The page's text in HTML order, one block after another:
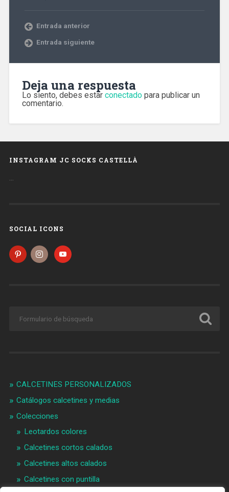
Entrada anterior
Entrada siguiente
Deja una respuesta
Lo siento, debes estar conectadopara publicar un
comentario.
INSTAGRAM JC SOCKS CASTELLÀ
…
SOCIAL ICONS
CALCETINES PERSONALIZADOS
Catálogos calcetines y medias
Colecciones
Leotardos colores
Calcetines cortos calados
Calcetines altos calados
Calcetines con puntilla